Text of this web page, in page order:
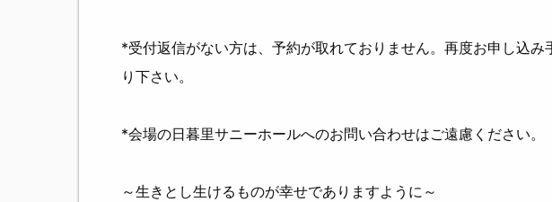
*受付返信がない方は、予約が取れておりません。再度お申し込み
り下さい。
*会場の日暮里サニーホールへのお問い合わせはご遠慮ください。
～生きとし生けるものが幸せでありますように～